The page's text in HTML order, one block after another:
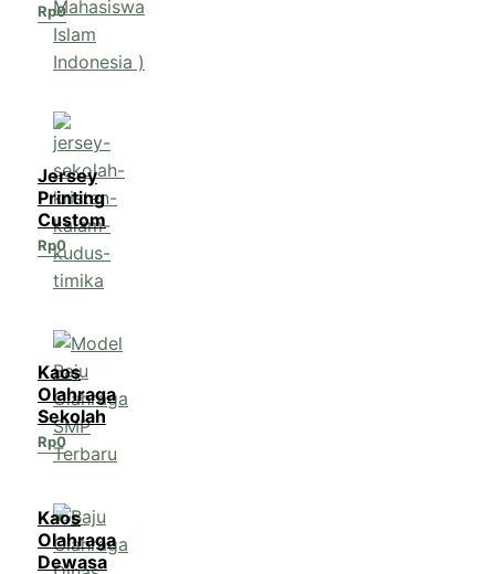
Rp0
Jersey
Printing
Custom
Rp0
Kaos
Olahraga
Sekolah
Rp0
Kaos
Olahraga
Dewasa